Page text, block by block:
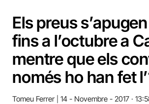
Els preus
fins a l’octubre a
mentre que els
només ho han fet
Tomeu Ferrer
14 - Novembre - 2017 ·